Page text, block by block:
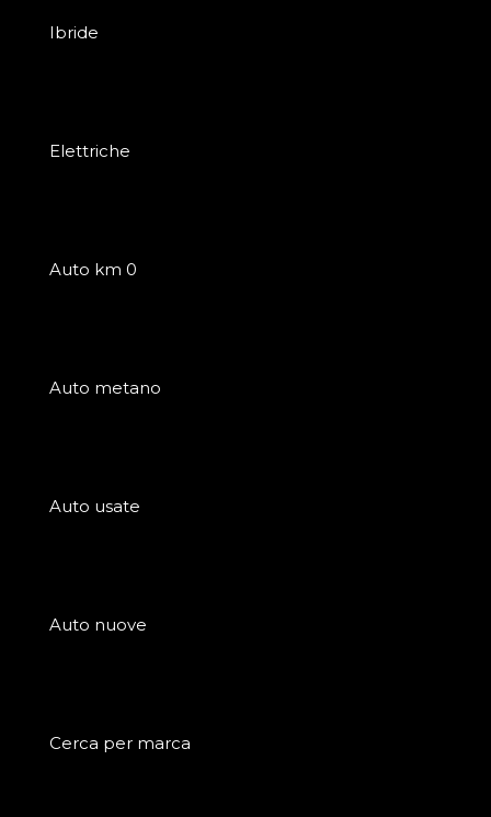
Ibride
Elettriche
Auto km 0
Auto metano
Auto usate
Auto nuove
Cerca per marca